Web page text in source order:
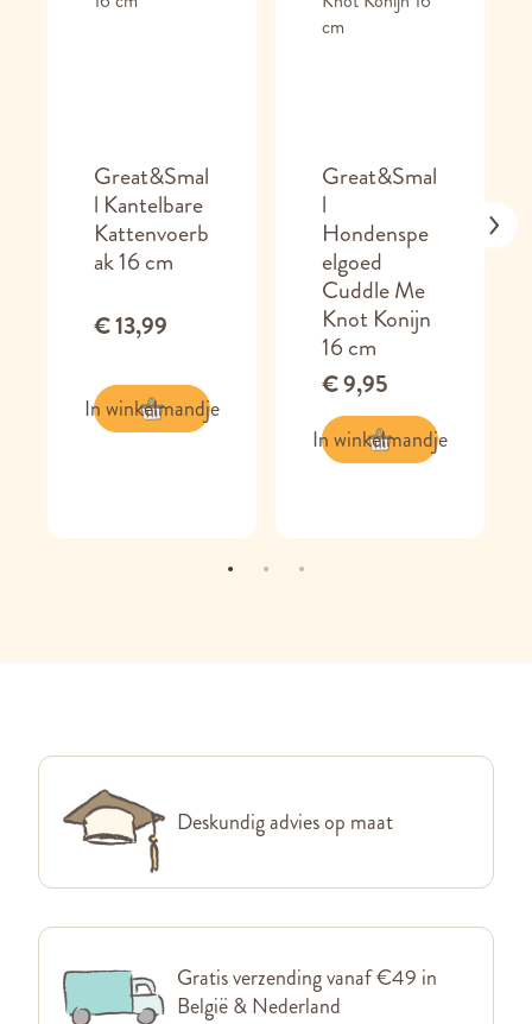
Great&Smal
l Kantelbare
Kattenvoerb
ak 16 cm
€ 13,99
In winkelmandje
Great&Smal
l
Hondenspe
elgoed
Cuddle Me
Knot Konijn
16 cm
€ 9,95
In winkelmandje
Deskundig advies op maat
Gratis verzending vanaf €49 in
België & Nederland